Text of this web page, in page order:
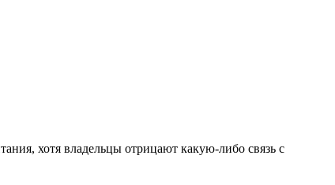
хотя владельцы отрицают какую-либо связь с